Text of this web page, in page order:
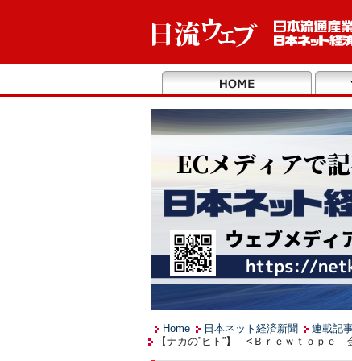
Home 日本ネット経済新聞 連載記
【ナカの”ヒト”】 <Ｂｒｅｗｔｏｐｅ